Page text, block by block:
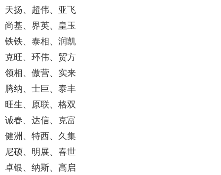
天扬、超伟、亚飞
尚基、界英、皇玉
铁铁、泰相、润凯
克旺、环伟、贸方
领相、傲营、实来
腾纳、士巨、泰丰
旺生、原联、格双
诚春、达信、克富
健洲、特西、久集
尼硕、明展、春世
卓银、纳斯、高启